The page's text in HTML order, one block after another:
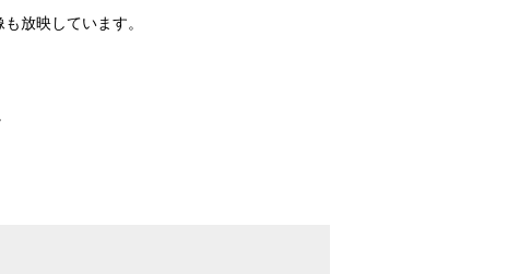
放映しています。